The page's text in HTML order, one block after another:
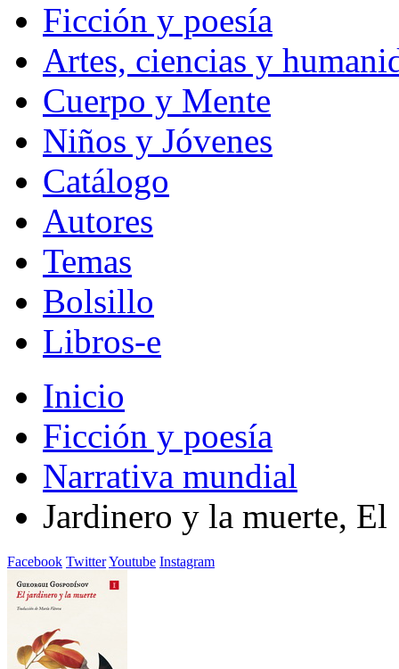
Ficción y poesía
Artes, ciencias y
Cuerpo y Mente
Niños y Jóvenes
Catálogo
Autores
Temas
Bolsillo
Libros-e
Inicio
Ficción y poesía
Narrativa mundial
Jardinero y la muerte, El
Facebook TwitterYoutube Instagram